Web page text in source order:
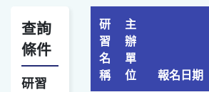
查詢
條件
查詢選項
研習
研
習
名
稱
主
辦
單
位
報名日期